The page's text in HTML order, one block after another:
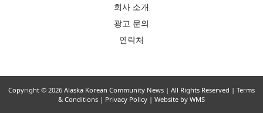
회사 소개
광고 문의
연락처
Copyright © 2026 Alaska Korean Community News | All Rights Reserved | Terms
& Conditions | Privacy Policy | Website by WMS